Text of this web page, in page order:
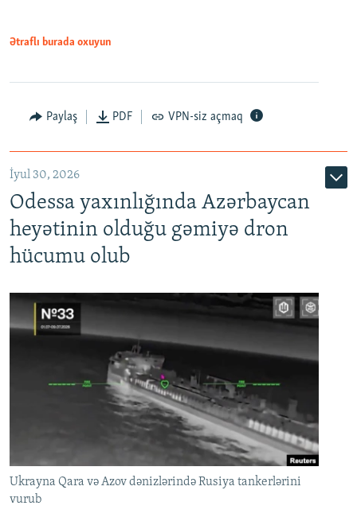
Ətraflı burada oxuyun
Paylaş PDF VPN-siz açmaq
İyul 30, 2026
Odessa yaxınlığında Azərbaycan
heyətinin olduğu gəmiyə dron
hücumu olub
Ukrayna Qara və Azov dənizlərində Rusiya tankerlərini
vurub